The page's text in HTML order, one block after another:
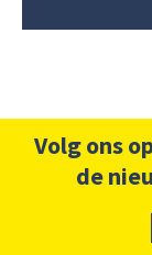
Volg ons
de